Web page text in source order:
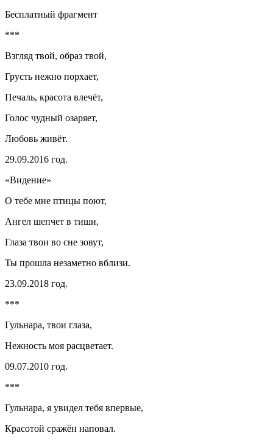
Бесплатный фрагмент
***
Взгляд твой, образ твой,
Грусть нежно порхает,
Печаль, красота влечёт,
Голос чудный озаряет,
Любовь живёт.
29.09.2016 год.
«Видение»
О тебе мне птицы поют,
Ангел шепчет в тиши,
Глаза твои во сне зовут,
Ты прошла незаметно вблизи.
23.09.2018 год.
***
Гульнара, твои глаза,
Нежность моя расцветает.
09.07.2010 год.
***
Гульнара, я увидел тебя впервые,
Красотой сражён наповал.